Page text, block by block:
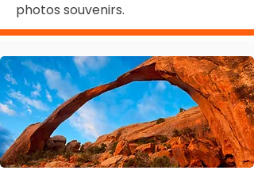
photos souvenirs.